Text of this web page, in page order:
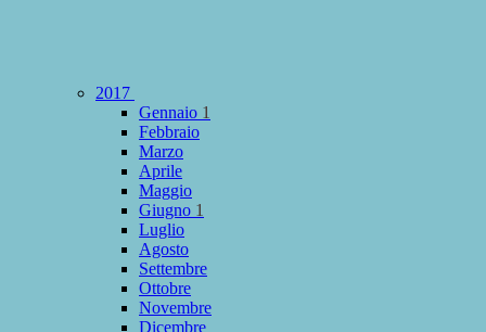
2017
Gennaio 1
Febbraio
Marzo
Aprile
Maggio
Giugno 1
Luglio
Agosto
Settembre
Ottobre
Novembre
Dicembre